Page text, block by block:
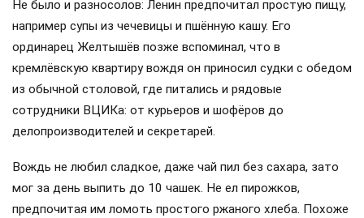
Не было и разносолов: Ленин предпочитал простую пищу,
например супы из чечевицы и пшённую кашу. Его
ординарец Желтышёв позже вспоминал, что в
кремлёвскую квартиру вождя он приносил судки с обедом
из обычной столовой, где питались и рядовые
сотрудники ВЦИКа: от курьеров и шофёров до
делопроизводителей и секретарей.
Вождь не любил сладкое, даже чай пил без сахара, зато
мог за день выпить до 10 чашек. Не ел пирожков,
предпочитая им ломоть простого ржаного хлеба. Похоже